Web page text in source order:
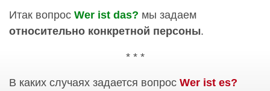
Итак вопрос Wer ist das? мы задаем
относительно конкретной персоны.
* * *
В каких случаях задается вопрос Wer ist es?